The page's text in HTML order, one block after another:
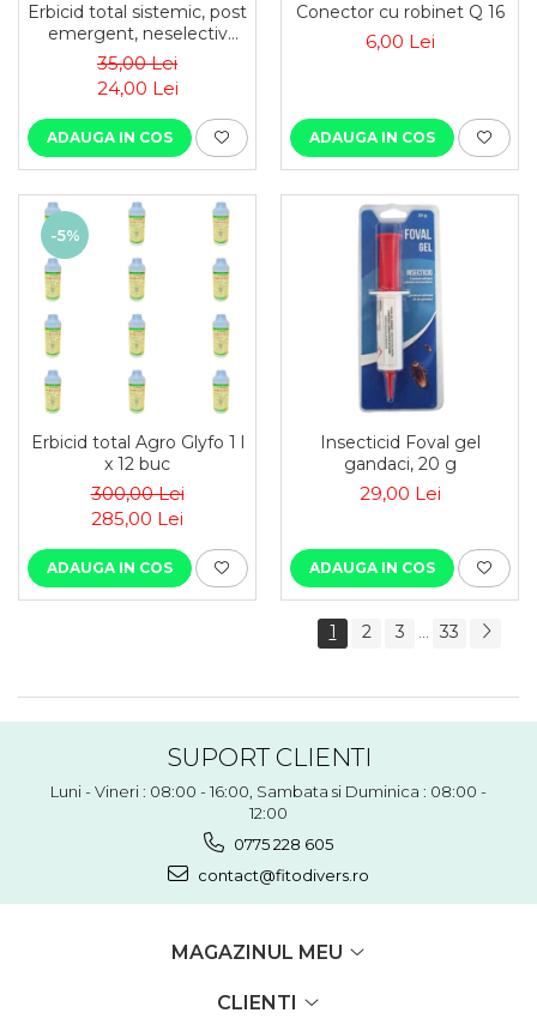
Erbicid total sistemic, post
emergent, neselectiv
(buruieni
monocotiledonate si
dicotiledonate, anuale si
perene), Agrosar360 SL,
35,00 Lei
24,00 Lei
ADAUGA IN COS
Conector cu robinet Q 16
6,00 Lei
ADAUGA IN COS
-5%
Erbicid total Agro Glyfo 1 l
x 12 buc
300,00 Lei
285,00 Lei
ADAUGA IN COS
Insecticid Foval gel
gandaci, 20 g
29,00 Lei
ADAUGA IN COS
1 2 3 33
SUPORT CLIENTI
Luni - Vineri : 08:00 - 16:00, Sambata si Duminica : 08:00 -
12:00
0775 228 605
contact@fitodivers.ro
MAGAZINUL MEU
CLIENTI